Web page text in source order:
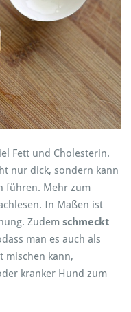
Fett und Cholesterin.
nur dick, sondern kann
führen. Mehr zum
In Maßen ist
Zudem schmeckt
man es auch als
mischen kann,
kranker Hund zum